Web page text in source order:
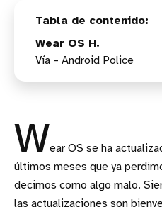
Wear OS H.
Vía – Android Police
Wear OS se ha
últimos meses que ya
decimos como algo malo.
las actualizaciones son